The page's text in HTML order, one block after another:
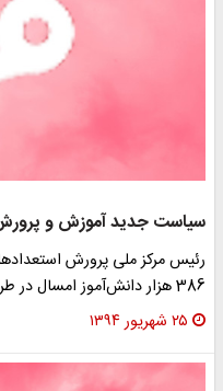
سیاست جدید آموزش و پرورش
رئیس مرکز ملی پرورش
386 هزار دانش‌آموز امسال در طرح شناسایی استعدادهای برتر قرار م…
۲۵ شهریور ۱۳۹۴